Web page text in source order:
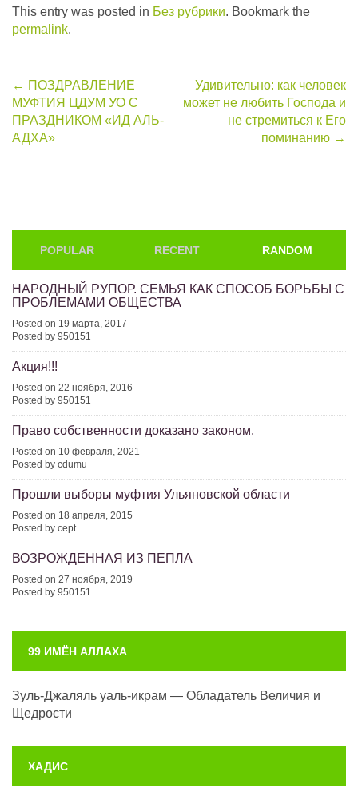
This entry was posted in Без рубрики. Bookmark the
permalink.
Post
navigation
← ПОЗДРАВЛЕНИЕ
МУФТИЯ ЦДУМ УО С
ПРАЗДНИКОМ «ИД АЛЬ-
АДХА»
Удивительно: как человек
может не любить Господа и
не стремиться к Его
поминанию →
POPULAR RECENT RANDOM
НАРОДНЫЙ РУПОР. СЕМЬЯ КАК СПОСОБ БОРЬБЫ С
ПРОБЛЕМАМИ ОБЩЕСТВА
Posted on 19 марта, 2017
Posted by 950151
Акция!!!
Posted on 22 ноября, 2016
Posted by 950151
Право собственности доказано законом.
Posted on 10 февраля, 2021
Posted by cdumu
Прошли выборы муфтия Ульяновской области
Posted on 18 апреля, 2015
Posted by cept
ВОЗРОЖДЕННАЯ ИЗ ПЕПЛА
Posted on 27 ноября, 2019
Posted by 950151
99 ИМЁН АЛЛАХА
Зуль-Джаляль уаль-икрам — Обладатель Величия и
Щедрости
ХАДИС